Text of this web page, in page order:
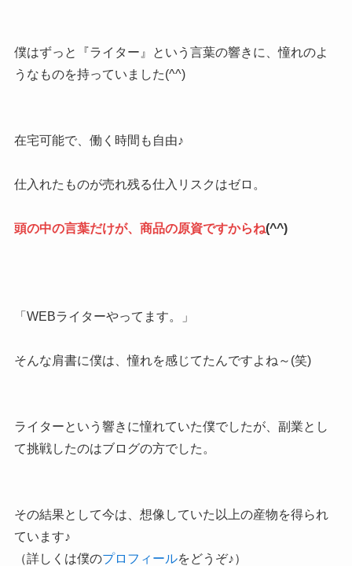
僕はずっと『ライター』という言葉の響きに、憧れのよ
うなものを持っていました(^^)
在宅可能で、働く時間も自由♪
仕入れたものが売れ残る仕入リスクはゼロ。
頭の中の言葉だけが、商品の原資ですからね(^^)
「WEBライターやってます。」
そんな肩書に僕は、憧れを感じてたんですよね～(笑)
ライターという響きに憧れていた僕でしたが、副業とし
て挑戦したのはブログの方でした。
その結果として今は、想像していた以上の産物を得られ
ています♪
（詳しくは僕のプロフィールをどうぞ♪）